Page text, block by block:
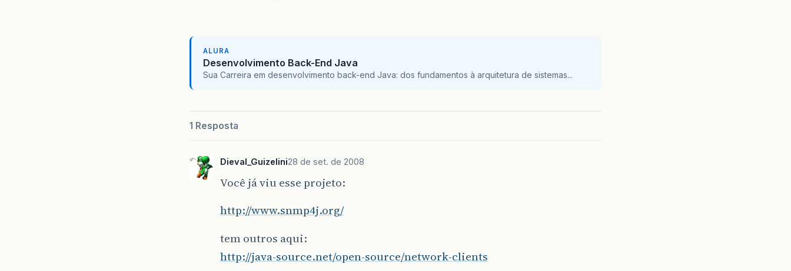
ALURA
Desenvolvimento Back-End Java
Sua Carreira em desenvolvimento back-end Java: dos fundamentos à arquitetura de sistemas...
1 Resposta
Dieval_Guizelini28 de set. de 2008
Você já viu esse projeto:
http://www.snmp4j.org/
tem outros aqui:
http://java-source.net/open-source/network-clients